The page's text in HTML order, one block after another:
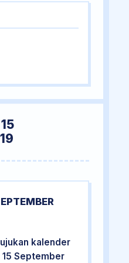
kalender
September